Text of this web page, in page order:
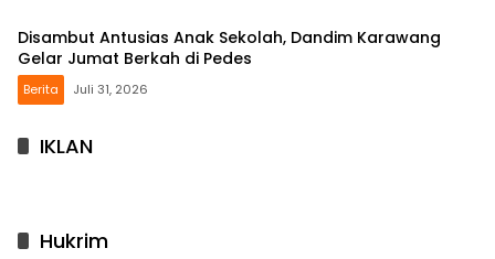
Disambut Antusias Anak Sekolah, Dandim Karawang
Gelar Jumat Berkah di Pedes
Berita Juli 31, 2026
IKLAN
Hukrim